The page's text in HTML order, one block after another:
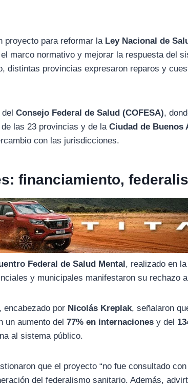
proyecto para reformar la Ley Nacional de
marco normativo y mejorar la respuesta del
distintas provincias expresaron reparos y
delConsejo Federal de Salud (COFESA),
las 23 provincias y de laCiudad de Buenos
con las jurisdicciones.
financiamiento,
Federal de Salud Mental, realizado en
y municipales manifestaron su rechazo
encabezado por Nicolás Kreplak, señalaron
un aumento del77% en internaciones y del
al sistema público.
que el proyecto “no fue consultado
del federalismo sanitario. Además,